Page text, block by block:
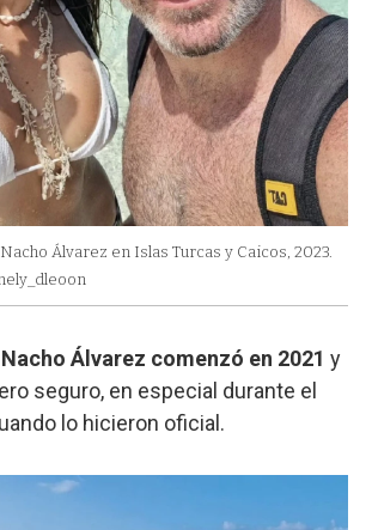
Álvarez en Islas Turcas y Caicos, 2023.
Álvarez comenzó en 2021 y
seguro, en especial durante el
lo hicieron oficial.